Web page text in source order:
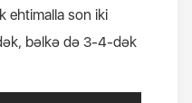
ehtimalla son iki
bəlkə də 3-4-dək